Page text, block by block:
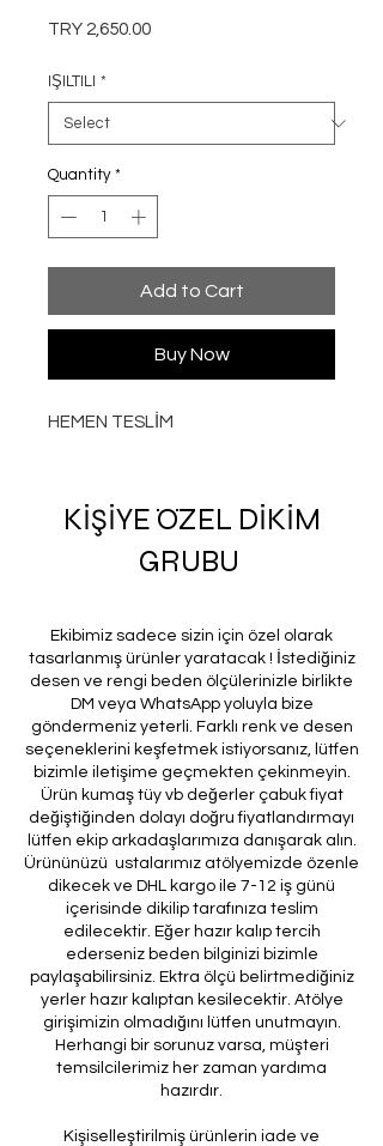
TRY 2,650.00Price
IŞILTILI *
Quantity *
Add to Cart
Buy Now
HEMEN TESLİM
KİŞİYE ÖZEL DİKİM
GRUBU
Ekibimiz sadece sizin için özel olarak
tasarlanmış ürünler yaratacak ! İstediğiniz
desen ve rengi beden ölçülerinizle birlikte
DM veya WhatsApp yoluyla bize
göndermeniz yeterli. Farklı renk ve desen
seçeneklerini keşfetmek istiyorsanız, lütfen
bizimle iletişime geçmekten çekinmeyin.
Ürün kumaş tüy vb değerler çabuk fiyat
değiştiğinden dolayı doğru fiyatlandırmayı
lütfen ekip arkadaşlarımıza danışarak alın.
Ürününüzü ustalarımız atölyemizde özenle
dikecek ve DHL kargo ile 7-12 iş günü
içerisinde dikilip tarafınıza teslim
edilecektir. Eğer hazır kalıp tercih
ederseniz beden bilginizi bizimle
paylaşabilirsiniz. Ektra ölçü belirtmediğiniz
yerler hazır kalıptan kesilecektir. Atölye
girişimizin olmadığını lütfen unutmayın.
Herhangi bir sorunuz varsa, müşteri
temsilcilerimiz her zaman yardıma
hazırdır.
Kişiselleştirilmiş ürünlerin iade ve